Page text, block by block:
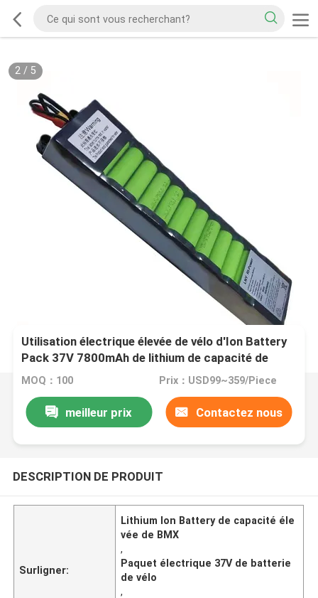
2/ 5
Utilisation électrique élevée de vélo d'Ion Battery
Pack 37V 7800mAh de lithium de capacité de
BMX
MOQ：100 Prix：USD99~359/Piece
meilleur prix Contactez nous
DESCRIPTION DE PRODUIT
Surligner:
Lithium Ion Battery de capacité éle
vée de BMX
,
Paquet électrique 37V de batterie
de vélo
,